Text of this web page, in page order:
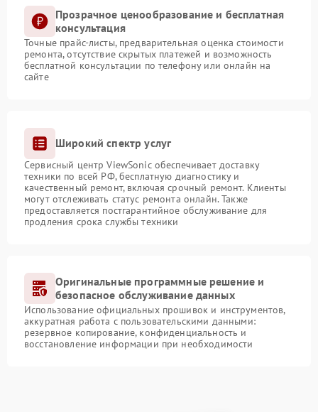
Прозрачное ценообразование и бесплатная
консультация
Точные прайс-листы, предварительная оценка стоимости
ремонта, отсутствие скрытых платежей и возможность
бесплатной консультации по телефону или онлайн на
сайте
Широкий спектр услуг
Сервисный центр ViewSonic обеспечивает доставку
техники по всей РФ, бесплатную диагностику и
качественный ремонт, включая срочный ремонт. Клиенты
могут отслеживать статус ремонта онлайн. Также
предоставляется постгарантийное обслуживание для
продления срока службы техники
Оригинальные программные решение и
безопасное обслуживание данных
Использование официальных прошивок и инструментов,
аккуратная работа с пользовательскими данными:
резервное копирование, конфиденциальность и
восстановление информации при необходимости